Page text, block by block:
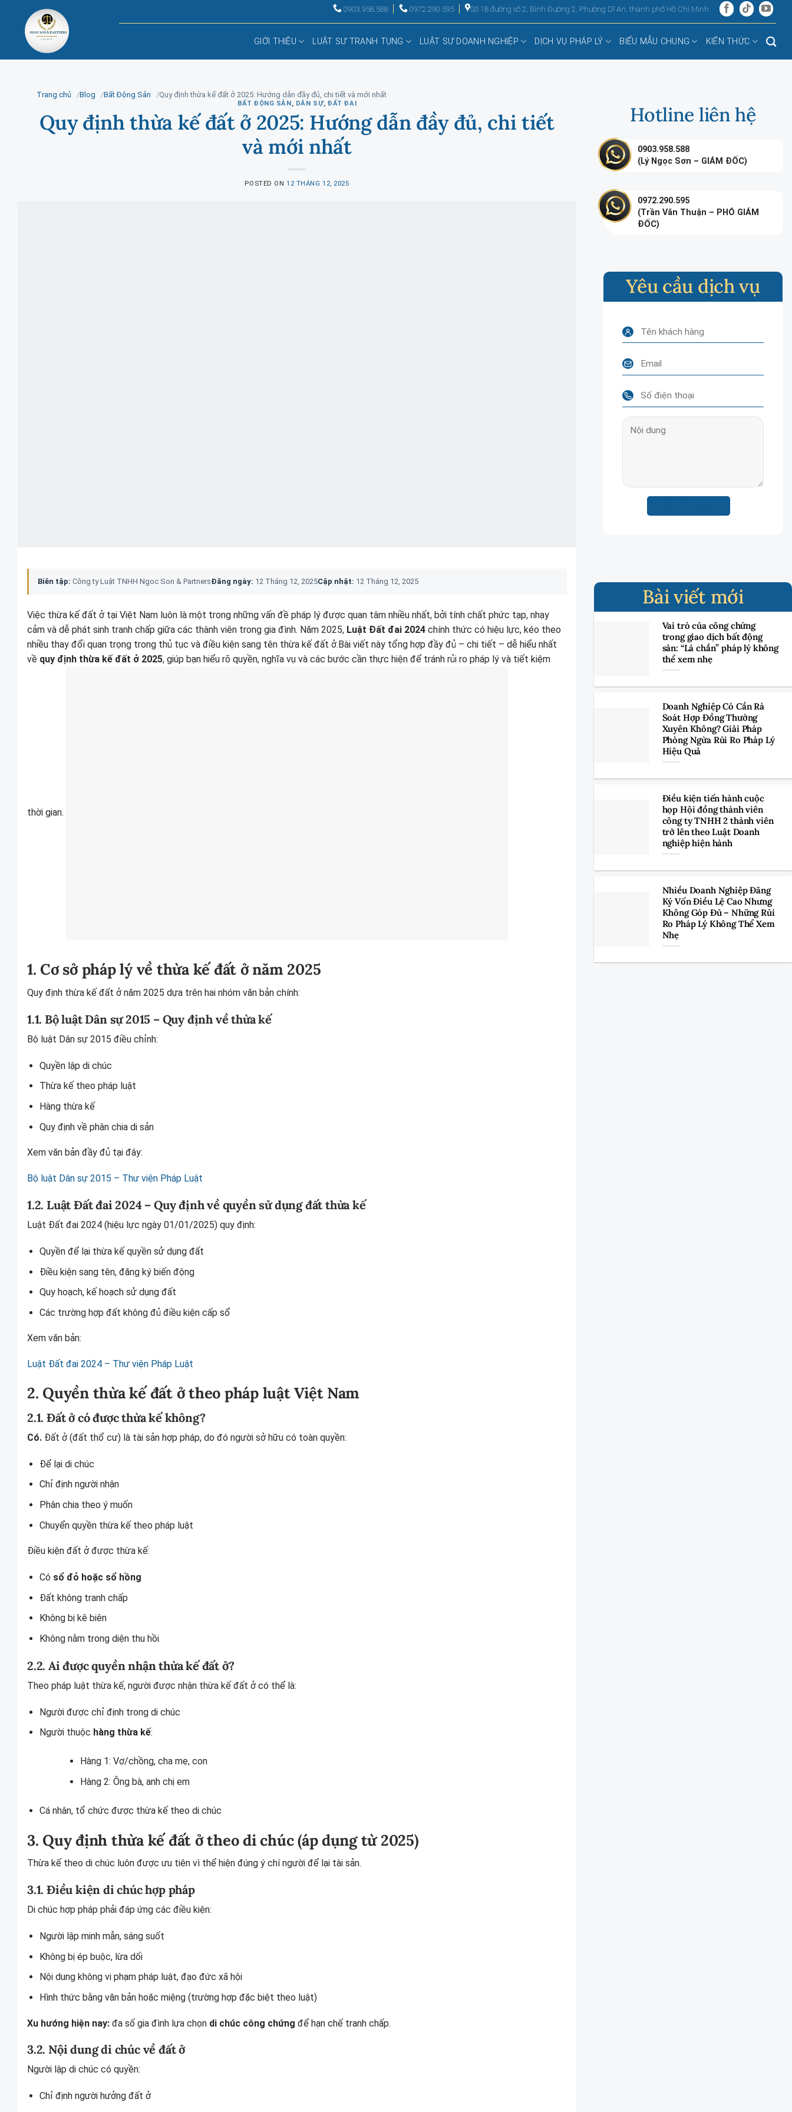
content
0903.958.588 0972.290.595 Số 18 đường số 2, Bình Đường 2, Phường Dĩ An, thành phố Hồ Chí Minh.
GIỚI THIỆU LUẬT SƯ TRANH TỤNG LUẬT SƯ DOANH NGHIỆP DỊCH VỤ PHÁP LÝ BIỂU MẪU CHUNG KIẾN THỨC
Trang chủ Blog Bất Động Sản Quy định thừa kế đất ở 2025: Hướng dẫn đầy đủ, chi tiết và mới nhất
BẤT ĐỘNG SẢN, DÂN SỰ,ĐẤT ĐAI
Quy định thừa kế đất ở 2025: Hướng dẫn đầy đủ, chi tiết
và mới nhất
POSTED ON12 THÁNG 12, 2025
Biên tập: Công ty Luật TNHH Ngoc Son & PartnersĐăng ngày: 12 Tháng 12, 2025Cập nhật: 12 Tháng 12, 2025
Việc thừa kế đất ở tại Việt Nam luôn là một trong những vấn đề pháp lý được quan tâm nhiều nhất, bởi tính chất phức tạp, nhạy
cảm và dễ phát sinh tranh chấp giữa các thành viên trong gia đình. Năm 2025, Luật Đất đai 2024 chính thức có hiệu lực, kéo theo
nhiều thay đổi quan trọng trong thủ tục và điều kiện sang tên thừa kế đất ở.Bài viết này tổng hợp đầy đủ – chi tiết – dễ hiểu nhất
về quy định thừa kế đất ở 2025, giúp bạn hiểu rõ quyền, nghĩa vụ và các bước cần thực hiện để tránh rủi ro pháp lý và tiết kiệm
thời gian.
1. Cơ sở pháp lý về thừa kế đất ở năm 2025
Quy định thừa kế đất ở năm 2025 dựa trên hai nhóm văn bản chính:
1.1. Bộ luật Dân sự 2015 – Quy định về thừa kế
Bộ luật Dân sự 2015 điều chỉnh:
Quyền lập di chúc
Thừa kế theo pháp luật
Hàng thừa kế
Quy định về phân chia di sản
Xem văn bản đầy đủ tại đây:
Bộ luật Dân sự 2015 – Thư viện Pháp Luật
1.2. Luật Đất đai 2024 – Quy định về quyền sử dụng đất thừa kế
Luật Đất đai 2024 (hiệu lực ngày 01/01/2025) quy định:
Quyền để lại thừa kế quyền sử dụng đất
Điều kiện sang tên, đăng ký biến động
Quy hoạch, kế hoạch sử dụng đất
Các trường hợp đất không đủ điều kiện cấp sổ
Xem văn bản:
Luật Đất đai 2024 – Thư viện Pháp Luật
2. Quyền thừa kế đất ở theo pháp luật Việt Nam
2.1. Đất ở có được thừa kế không?
Có. Đất ở (đất thổ cư) là tài sản hợp pháp, do đó người sở hữu có toàn quyền:
Để lại di chúc
Chỉ định người nhận
Phân chia theo ý muốn
Chuyển quyền thừa kế theo pháp luật
Điều kiện đất ở được thừa kế:
Có sổ đỏ hoặc sổ hồng
Đất không tranh chấp
Không bị kê biên
Không nằm trong diện thu hồi
2.2. Ai được quyền nhận thừa kế đất ở?
Theo pháp luật thừa kế, người được nhận thừa kế đất ở có thể là:
Người được chỉ định trong di chúc
Người thuộc hàng thừa kế:
Hàng 1: Vợ/chồng, cha mẹ, con
Hàng 2: Ông bà, anh chị em
Cá nhân, tổ chức được thừa kế theo di chúc
3. Quy định thừa kế đất ở theo di chúc (áp dụng từ 2025)
Thừa kế theo di chúc luôn được ưu tiên vì thể hiện đúng ý chí người để lại tài sản.
3.1. Điều kiện di chúc hợp pháp
Di chúc hợp pháp phải đáp ứng các điều kiện:
Người lập minh mẫn, sáng suốt
Không bị ép buộc, lừa dối
Nội dung không vi phạm pháp luật, đạo đức xã hội
Hình thức bằng văn bản hoặc miệng (trường hợp đặc biệt theo luật)
Xu hướng hiện nay: đa số gia đình lựa chọn di chúc công chứng để hạn chế tranh chấp.
3.2. Nội dung di chúc về đất ở
Người lập di chúc có quyền:
Chỉ định người hưởng đất ở
Hotline liên hệ
0903.958.588
(Lý Ngọc Sơn – GIÁM ĐỐC)
0972.290.595
(Trần Văn Thuận – PHÓ GIÁM
ĐỐC)
Yêu cầu dịch vụ
Bài viết mới
Vai trò của công chứng
trong giao dịch bất động
sản: “Lá chắn” pháp lý không
thể xem nhẹ
Doanh Nghiệp Có Cần Rà
Soát Hợp Đồng Thường
Xuyên Không? Giải Pháp
Phòng Ngừa Rủi Ro Pháp Lý
Hiệu Quả
Điều kiện tiến hành cuộc
họp Hội đồng thành viên
công ty TNHH 2 thành viên
trở lên theo Luật Doanh
nghiệp hiện hành
Nhiều Doanh Nghiệp Đăng
Ký Vốn Điều Lệ Cao Nhưng
Không Góp Đủ – Những Rủi
Ro Pháp Lý Không Thể Xem
Nhẹ